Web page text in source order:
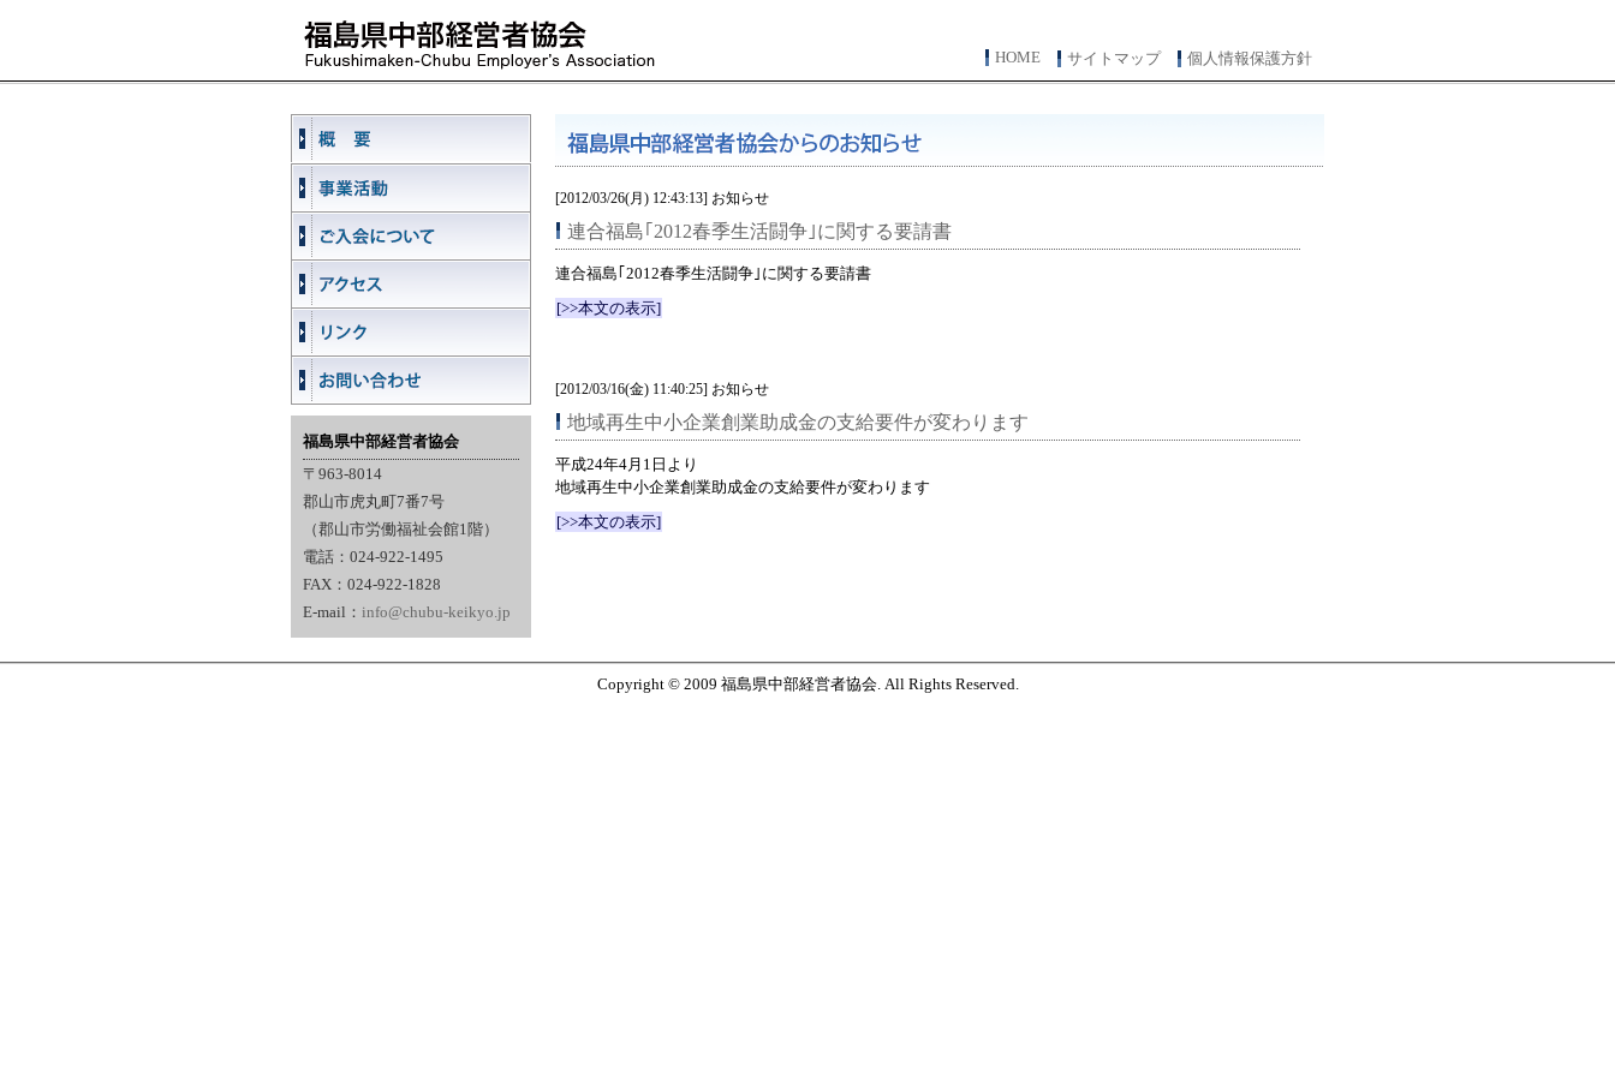
個人情報保護方針
サイトマップ
HOME
福島県中部経営者協会
〒963-8014
郡山市虎丸町7番7号
（郡山市労働福祉会館1階）
電話：024-922-1495
FAX：024-922-1828
E-mail： info@chubu-keikyo.jp
[2012/03/26(月) 12:43:13] お知らせ
連合福島｢2012春季生活闘争｣に関する要請書
連合福島｢2012春季生活闘争｣に関する要請書
[>>本文の表示]
[2012/03/16(金) 11:40:25] お知らせ
地域再生中小企業創業助成金の支給要件が変わります
平成24年4月1日より
地域再生中小企業創業助成金の支給要件が変わります
[>>本文の表示]
Copyright © 2009 福島県中部経営者協会. All Rights Reserved.